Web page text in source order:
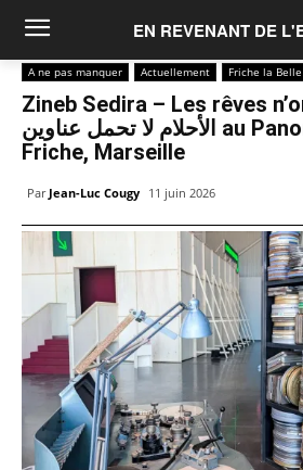
EN REVENANT DE
A ne pas manquer Actuellement Friche la
Zineb Sedira – Les rêves
الأحلام لا تحمل عناوين au Panorama de la
Friche, Marseille
Par Jean-Luc Cougy 11 juin 2026